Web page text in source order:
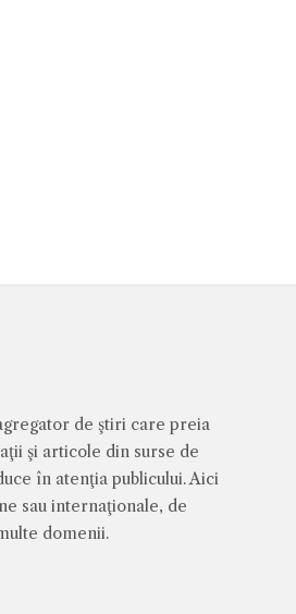
de ştiri care preia
şi articole din surse de
în atenţia publicului. Aici
sau internaţionale, de
domenii.